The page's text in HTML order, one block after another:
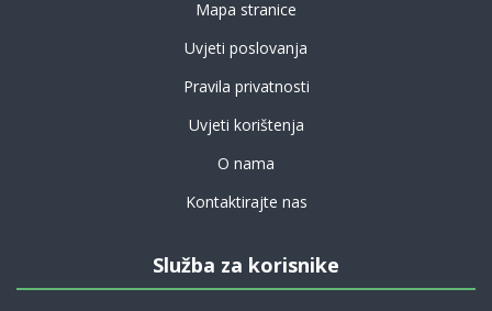
Mapa stranice
Uvjeti poslovanja
Pravila privatnosti
Uvjeti korištenja
O nama
Kontaktirajte nas
Služba za korisnike